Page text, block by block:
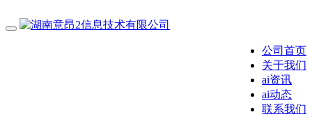
公司首页
关于我们
ai资讯
ai动态
联系我们